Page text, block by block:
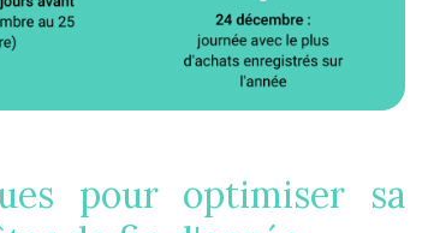
pour optimiser sa